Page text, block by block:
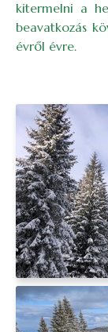
kitermelni a
beavatkozás
évről évre.